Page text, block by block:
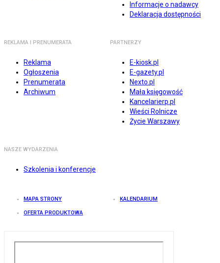
Informacje o nadawcy
Deklaracja dostępności
REKLAMA I PRENUMERATA
Reklama
Ogłoszenia
Prenumerata
Archiwum
PARTNERZY
E-kiosk.pl
E-gazety.pl
Nexto.pl
Mała księgowość
Kancelarierp.pl
Wieści Rolnicze
Życie Warszawy
NASZE WYDARZENIA
Szkolenia i konferencje
MAPA STRONY KALENDARIUM
OFERTA PRODUKTOWA